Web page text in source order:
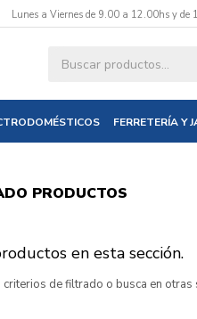
FERRETERÍA Y
Lunes a Viernes de 9.00 a 12.00hs y
PRODUCTOS
en esta sección.
de filtrado o busca en